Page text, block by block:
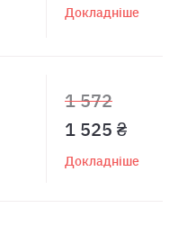
Докладніше
1 572
1 525 ₴
Докладніше